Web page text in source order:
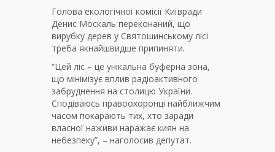
Голова екологічної комісії Київради
Денис Москаль переконаний, що
вирубку дерев у Святошинському лісі
треба якнайшвидше припиняти.
“Цей ліс – це унікальна буферна зона,
що мінімізує вплив радіоактивного
забруднення на столицю України.
Сподіваюсь правоохоронці найближчим
часом покарають тих, хто заради
власної наживи наражає киян на
небезпеку”, – наголосив депутат.